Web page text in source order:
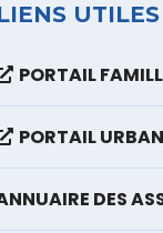
UTILES
PORTAIL
PORTAIL
DES